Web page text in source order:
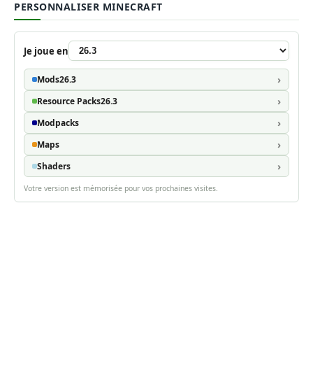
PERSONNALISER MINECRAFT
Je joue en
Mods26.3
Resource Packs26.3
Modpacks
Maps
Shaders
Votre version est mémorisée pour vos prochaines visites.